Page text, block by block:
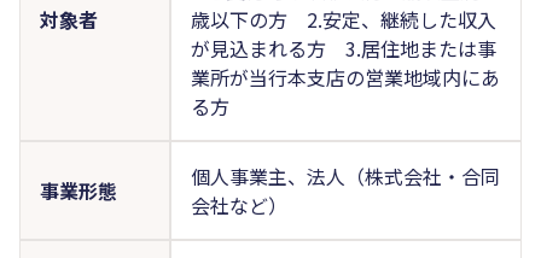
対象者
歳以下の方 2.安定、継続した収入
が見込まれる方 3.居住地または事
業所が当行本支店の営業地域内にあ
る方
事業形態
個人事業主、法人（株式会社・合同
会社など）